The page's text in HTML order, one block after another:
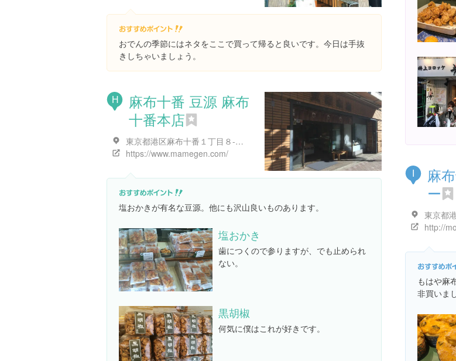
おでんの季節にはネタをここで買って帰ると良いです。今日は手抜
きしちゃいましょう。
H
麻布十番 豆源 麻布
十番本店
東京都港区麻布十番１丁目８-１２
https://www.mamegen.com/
塩おかきが有名な豆源。他にも沢山良いものあります。
塩おかき
歯につくので参りますが、でも止められ
ない。
黒胡椒
何気に僕はこれが好きです。
麻
ー
http://
もはや麻
非買いま